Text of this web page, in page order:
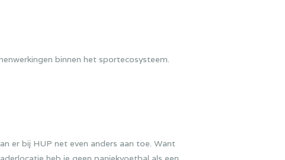
binnen het sportecosysteem.
er bij HUP net even anders aan toe. Want